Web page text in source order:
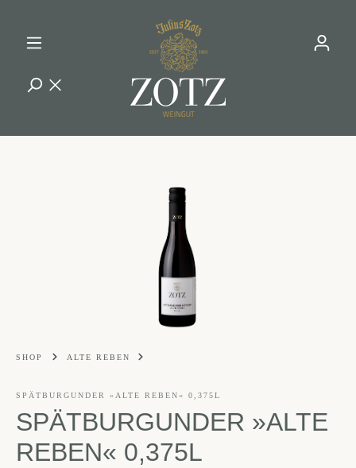
SHOP ALTE REBEN
SPÄTBURGUNDER »ALTE REBEN« 0,375L
SPÄTBURGUNDER »ALTE
REBEN« 0,375L